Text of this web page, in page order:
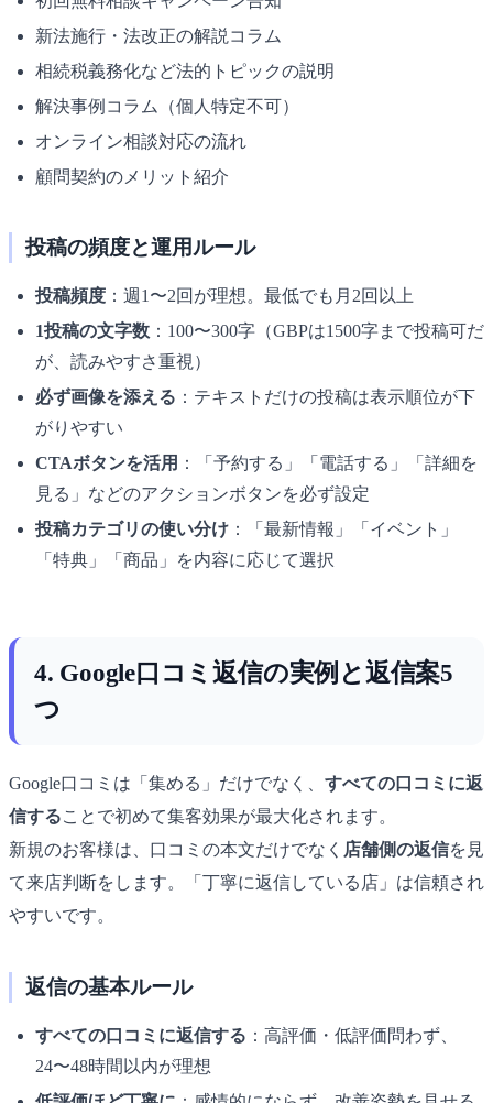
新法施行・法改正の解説コラム
相続税義務化など法的トピックの説明
解決事例コラム（個人特定不可）
オンライン相談対応の流れ
顧問契約のメリット紹介
投稿の頻度と運用ルール
投稿頻度 ：週1〜2回が理想。最低でも月2回以上
1投稿の文字数 ：100〜300字（GBPは1500字まで投稿可だ
が、読みやすさ重視）
必ず画像を添える ：テキストだけの投稿は表示順位が下
がりやすい
CTAボタンを活用 ：「予約する」「電話する」「詳細を
見る」などのアクションボタンを必ず設定
投稿カテゴリの使い分け ：「最新情報」「イベント」
「特典」「商品」を内容に応じて選択
4. Google口コミ返信の実例と返信案5
つ
Google口コミは「集める」だけでなく、 すべての口コミに返
信することで初めて集客効果が最大化されます。
新規のお客様は、口コミの本文だけでなく 店舗側の返信を見
て来店判断をします。「丁寧に返信している店」は信頼され
やすいです。
返信の基本ルール
すべての口コミに返信する ：高評価・低評価問わず、
24〜48時間以内が理想